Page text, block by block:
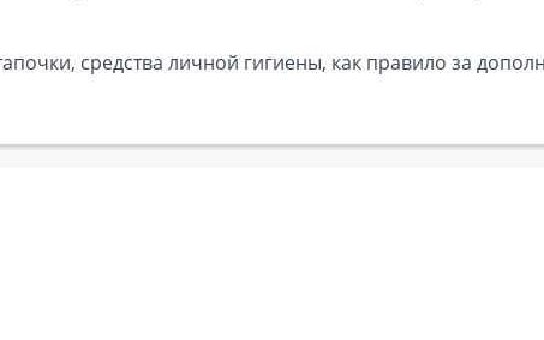
средства личной гигиены, как правило за